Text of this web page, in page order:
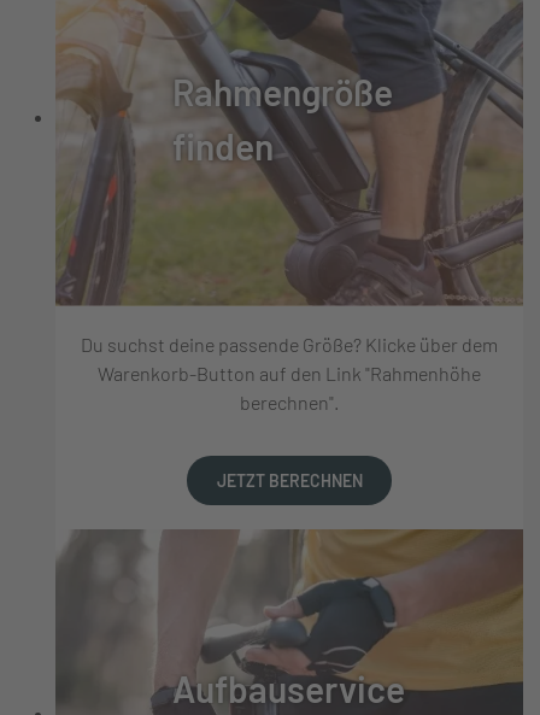
Rahmengröße
finden
Du suchst deine passende Größe? Klicke über dem
Warenkorb-Button auf den Link "Rahmenhöhe
berechnen".
JETZT BERECHNEN
Aufbauservice